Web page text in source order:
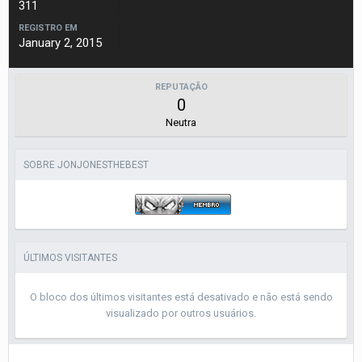
311
REGISTRO EM
January 2, 2015
REPUTAÇÃO
0
Neutra
SOBRE JONJONESTHEBEST
ÚLTIMOS VISITANTES
O bloco dos últimos visitantes está desativado e não está sendo
visualizado por outros usuários.